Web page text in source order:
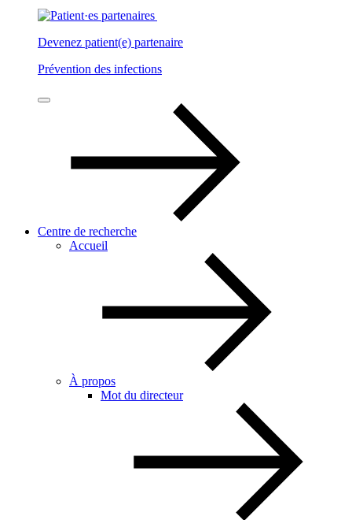
Devenez patient(e) partenaire
Prévention des infections
Centre de recherche
Accueil
À propos
Mot du directeur